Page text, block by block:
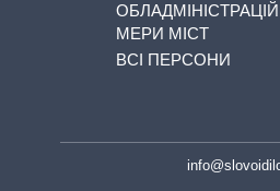
ОБЛАДМІНІСТРАЦІЙ
МЕРИ МІСТ
ВСІ ПЕРСОНИ